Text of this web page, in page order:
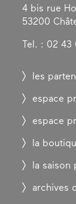
4 bis rue
53200
Tel. : 02 43
les
espace
espace
la
la saison
archives